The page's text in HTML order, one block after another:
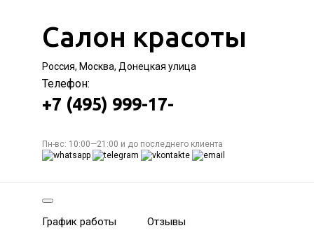
Салон красоты
Россия, Москва, Донецкая улица
Телефон:
+7 (495) 999-17-
Пн-вс: 10:00—21:00 и до последнего клиента
График работы Отзывы